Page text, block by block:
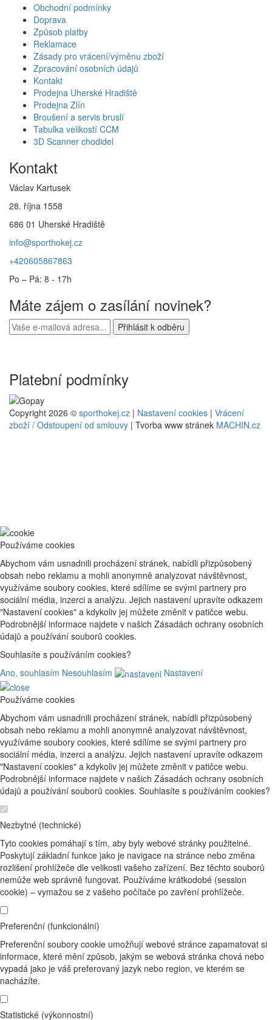
Obchodní podmínky
Doprava
Způsob platby
Reklamace
Zásady pro vrácení/výměnu zboží
Zpracování osobních údajů
Kontakt
Prodejna Uherské Hradiště
Prodejna Zlín
Broušení a servis bruslí
Tabulka velikostí CCM
3D Scanner chodidel
Kontakt
Václav Kartusek
28. října 1558
686 01 Uherské Hradiště
info@sporthokej.cz
+420605867863
Po – Pá: 8 - 17h
Máte zájem o zasílání novinek?
Platební podmínky
Copyright 2026 © sporthokej.cz | Nastavení cookies | Vrácení
zboží / Odstoupení od smlouvy | Tvorba www stránek MACHIN.cz
Používáme cookies
Abychom vám usnadnili procházení stránek, nabídli přizpůsobený
obsah nebo reklamu a mohli anonymně analyzovat návštěvnost,
využíváme soubory cookies, které sdílíme se svými partnery pro
sociální média, inzerci a analýzu. Jejich nastavení upravíte odkazem
"Nastavení cookies" a kdykoliv jej můžete změnit v patičce webu.
Podrobnější informace najdete v našich Zásadách ochrany osobních
údajů a používání souborů cookies.
Souhlasíte s používáním cookies?
Ano, souhlasím Nesouhlasím Nastavení
Používáme cookies
Abychom vám usnadnili procházení stránek, nabídli přizpůsobený
obsah nebo reklamu a mohli anonymně analyzovat návštěvnost,
využíváme soubory cookies, které sdílíme se svými partnery pro
sociální média, inzerci a analýzu. Jejich nastavení upravíte odkazem
"Nastavení cookies" a kdykoliv jej můžete změnit v patičce webu.
Podrobnější informace najdete v našich Zásadách ochrany osobních
údajů a používání souborů cookies. Souhlasíte s používáním cookies?
Nezbytné (technické)
Tyto cookies pomáhají s tím, aby byly webové stránky použitelné.
Poskytují základní funkce jako je navigace na stránce nebo změna
rozlišení prohlížeče dle velikosti vašeho zařízení. Bez těchto souborů
nemůže web správně fungovat. Používáme krátkodobé (session
cookie) – vymažou se z vašeho počítače po zavření prohlížeče.
Preferenční (funkcionální)
Preferenční soubory cookie umožňují webové stránce zapamatovat si
informace, které mění způsob, jakým se webová stránka chová nebo
vypadá jako je váš preferovaný jazyk nebo region, ve kterém se
nacházíte.
Statistické (výkonnostní)